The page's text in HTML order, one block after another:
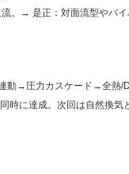
。→ 是正：対面流型やバイ
連動→圧力カスケード→全熱
時に達成。次回は自然換気